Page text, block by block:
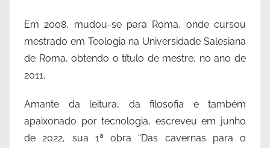
Em 2008, mudou-se para Roma, onde cursou
mestrado em Teologia na Universidade Salesiana
de Roma, obtendo o título de mestre, no ano de
2011.
Amante da leitura, da filosofia e também
apaixonado por tecnologia, escreveu em junho
de 2022, sua 1ª obra “Das cavernas para o